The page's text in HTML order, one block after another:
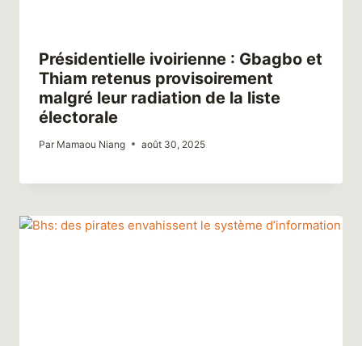
Présidentielle ivoirienne : Gbagbo et
Thiam retenus provisoirement
malgré leur radiation de la liste
électorale
Par Mamaou Niang août 30, 2025